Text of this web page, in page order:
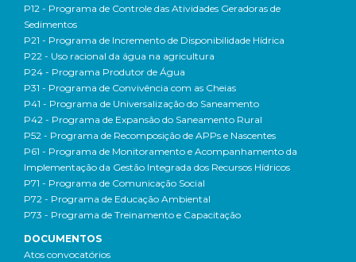
P12 - Programa de Controle das Atividades Geradoras de
Sedimentos
P21 - Programa de Incremento de Disponibilidade Hídrica
P22 - Uso racional da água na agricultura
P24 - Programa Produtor de Água
P31 - Programa de Convivência com as Cheias
P41 - Programa de Universalização do Saneamento
P42 - Programa de Expansão do Saneamento Rural
P52 - Programa de Recomposição de APPs e Nascentes
P61 - Programa de Monitoramento e Acompanhamento da
Implementação da Gestão Integrada dos Recursos Hídricos
P71 - Programa de Comunicação Social
P72 - Programa de Educação Ambiental
P73 - Programa de Treinamento e Capacitação
DOCUMENTOS
Atos convocatórios